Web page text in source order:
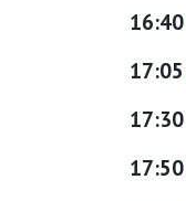
16:40
17:05
17:30
17:50